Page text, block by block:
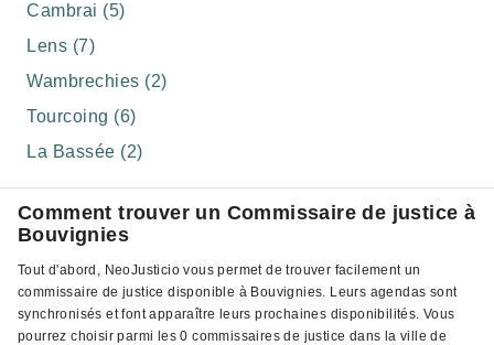
Cambrai (5)
Lens (7)
Wambrechies (2)
Tourcoing (6)
La Bassée (2)
Comment trouver un Commissaire de justice à
Bouvignies
Tout d'abord, NeoJusticio vous permet de trouver facilement un
commissaire de justice disponible à Bouvignies. Leurs agendas sont
synchronisés et font apparaître leurs prochaines disponibilités. Vous
pourrez choisir parmi les 0 commissaires de justice dans la ville de